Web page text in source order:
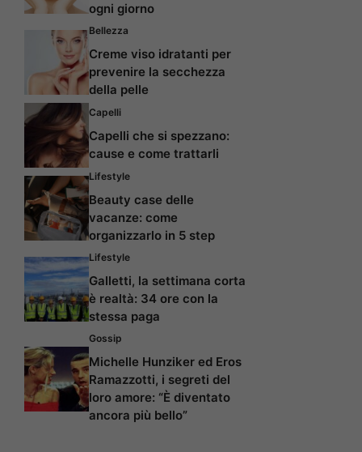
ogni giorno
Bellezza
Creme viso idratanti per
prevenire la secchezza
della pelle
Capelli
Capelli che si spezzano:
cause e come trattarli
Lifestyle
Beauty case delle
vacanze: come
organizzarlo in 5 step
Lifestyle
Galletti, la settimana corta
è realtà: 34 ore con la
stessa paga
Gossip
Michelle Hunziker ed Eros
Ramazzotti, i segreti del
loro amore: “È diventato
ancora più bello”